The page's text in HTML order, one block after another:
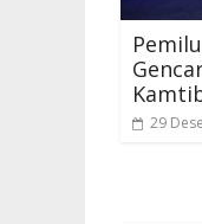
29